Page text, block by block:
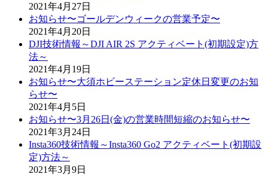
2021年4月27日
お知らせ〜ゴールデンウィークの営業予定〜
2021年4月20日
DJI技術情報～DJI AIR 2S アクティベート(初期設定)方
法～
2021年4月19日
お知らせ〜大須ホビーステーション定休日変更のお知
らせ〜
2021年4月5日
お知らせ〜3月26日(金)の営業時間短縮のお知らせ〜
2021年3月24日
Insta360技術情報～Insta360 Go2 アクティベート(初期設
定)方法～
2021年3月9日